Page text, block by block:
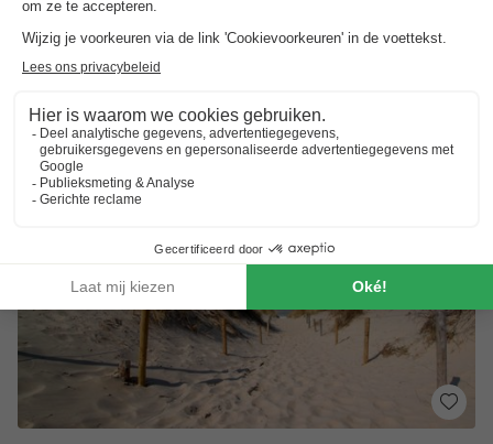
Vakantie aan de Belgische kust
Verwarmde buitenzwembaden
Ruime keuze aan verblijfsmogelijkheden
Toon prijzen